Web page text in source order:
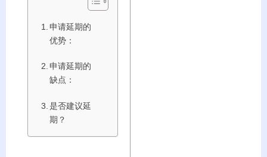
申请延期的
优势：
申请延期的
缺点：
是否建议延
期？